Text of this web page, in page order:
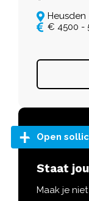
Heusden
€ 4500 -
Open
Staat
Maak je